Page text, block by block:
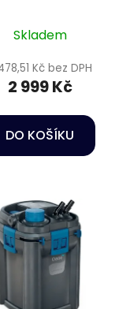
Skladem
Kč bez DPH
2 999 Kč
DO KOŠÍKU